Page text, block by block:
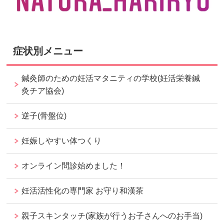
症状別メニュー
鍼灸師のための妊活マタニティの学校(妊活栄養鍼
灸チア協会)
逆子(骨盤位)
妊娠しやすい体つくり
オンライン問診始めました！
妊活活性化の専門家 お守り和漢茶
親子スキンタッチ(家族が行うお子さんへのお手当)